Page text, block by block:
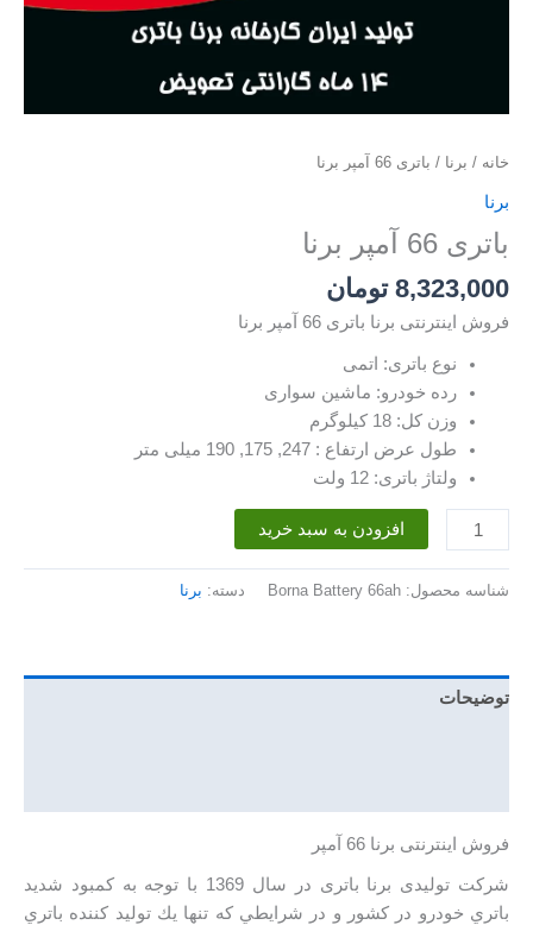
خانه / برنا / باتری 66 آمپر برنا
برنا
باتری 66 آمپر برنا
8,323,000 تومان
فروش اینترنتی برنا باتری 66 آمپر برنا
نوع باتری: اتمی
رده خودرو: ماشین سواری
وزن کل: 18 کیلوگرم
طول عرض ارتفاع : 247, 175, 190 میلی متر
ولتاژ باتری: 12 ولت
باتری
66
افزودن به سبد خرید
شناسه محصول: Borna Battery 66ah دسته: برنا
توضیحات
فروش اینترنتی برنا 66 آمپر
شرکت تولیدی برنا باتری در سال 1369 با توجه به كمبود شديد
باتري خودرو در كشور و در شرايطي كه تنها يك توليد كننده باتري